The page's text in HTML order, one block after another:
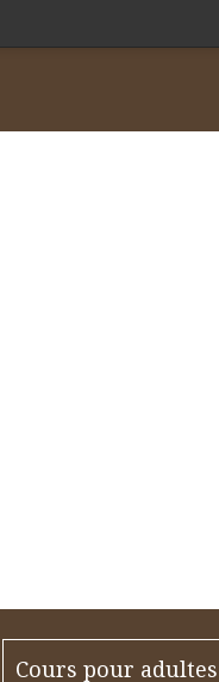
Cours pour adultes